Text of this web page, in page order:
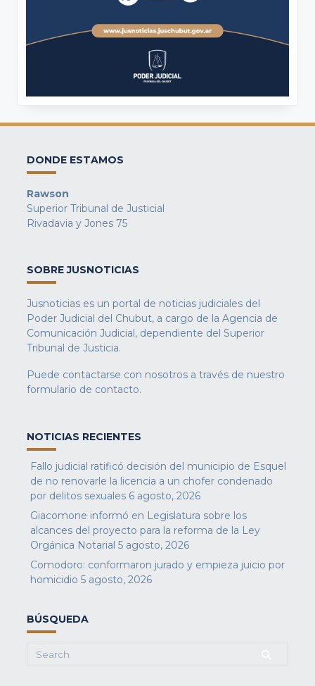
DONDE ESTAMOS
Rawson
Superior Tribunal de Justicial
Rivadavia y Jones 75
SOBRE JUSNOTICIAS
Jusnoticias es un portal de noticias judiciales del
Poder Judicial del Chubut, a cargo de la Agencia de
Comunicación Judicial, dependiente del Superior
Tribunal de Justicia.
Puede contactarse con nosotros a través de nuestro
formulario de contacto.
NOTICIAS RECIENTES
Fallo judicial ratificó decisión del municipio de Esquel
de no renovarle la licencia a un chofer condenado
por delitos sexuales 6 agosto, 2026
Giacomone informó en Legislatura sobre los
alcances del proyecto para la reforma de la Ley
Orgánica Notarial 5 agosto, 2026
Comodoro: conformaron jurado y empieza juicio por
homicidio 5 agosto, 2026
BÚSQUEDA
Search